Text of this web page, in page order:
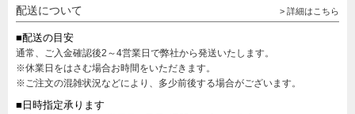
配送について > 詳細はこちら
■配送の目安
通常、ご入金確認後2～4営業日で弊社から発送いたします。
※休業日をはさむ場合お時間をいただきます。
※ご注文の混雑状況などにより、多少前後する場合がございます。
■日時指定承ります